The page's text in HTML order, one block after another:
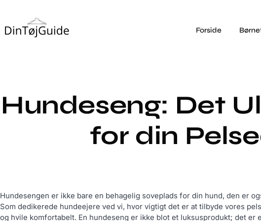
Forside
Hundeseng: Det
for din
Hundesengen er ikke bare en behagelig soveplads for din hund, den er
Som dedikerede hundeejere ved vi, hvor vigtigt det er at tilbyde vores
og hvile komfortabelt. En hundeseng er ikke blot et luksusprodukt; det